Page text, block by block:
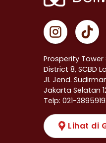
Prosperity Tower
District 8, SCBD
JI. Jend.
Jakarta Selatan
Telp: 021-
Lihat di